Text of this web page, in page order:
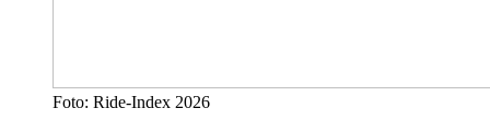
Foto: Ride-Index 2026